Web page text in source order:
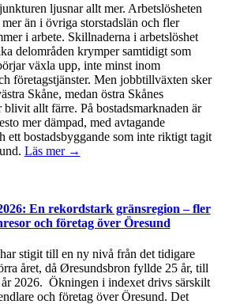
ljusnar allt mer. Arbetslösheten
än i övriga storstadslän och fler
i arbete. Skillnaderna i arbetslöshet
delområden krymper samtidigt som
växla upp, inte minst inom
företagstjänster. Men jobbtillväxten sker
Skåne, medan östra Skånes
allt färre. På bostadsmarknaden är
mer dämpad, med avtagande
ett bostadsbyggande som inte riktigt tagit
Läs mer →
En rekordstark gränsregion – fler
och företag över Öresund
stigit till en ny nivå från det tidigare
året, då Øresundsbron fyllde 25 år, till
år 2026. Ökningen i indexet drivs särskilt
och företag över Öresund. Det